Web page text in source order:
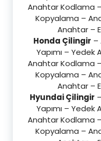
Anahtar Kodlama
Kopyalama –
Anahtar –
Honda Çilingir –
Yapımı –
Anahtar Kodlama
Kopyalama –
Anahtar –
Hyundai Çilingir
Yapımı –
Anahtar Kodlama
Kopyalama –